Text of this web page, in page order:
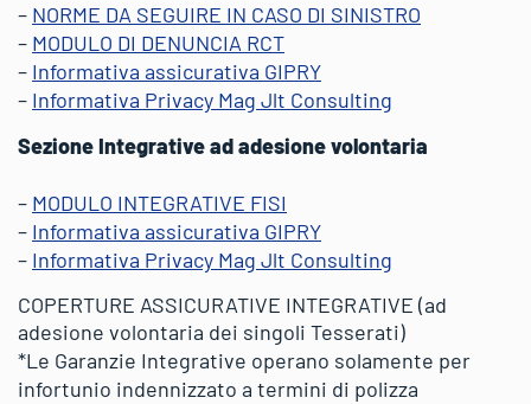
– NORME DA SEGUIRE IN CASO DI SINISTRO
– MODULO DI DENUNCIA RCT
– Informativa assicurativa GIPRY
– Informativa Privacy Mag Jlt Consulting
Sezione Integrative ad adesione volontaria
– MODULO INTEGRATIVE FISI
– Informativa assicurativa GIPRY
– Informativa Privacy Mag Jlt Consulting
COPERTURE ASSICURATIVE INTEGRATIVE (ad
adesione volontaria dei singoli Tesserati)
*Le Garanzie Integrative operano solamente per
infortunio indennizzato a termini di polizza